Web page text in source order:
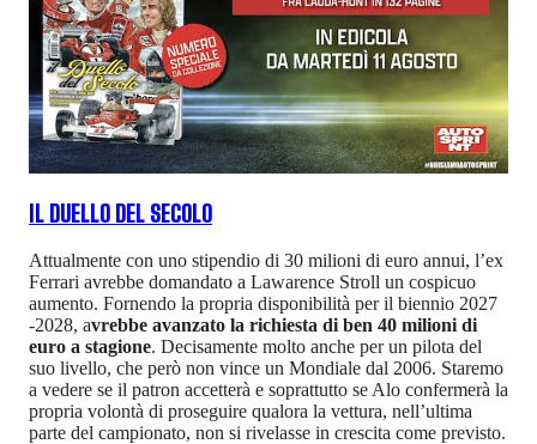
IL DUELLO DEL SECOLO
Attualmente con uno stipendio di 30 milioni di euro annui, l’ex
Ferrari avrebbe domandato a Lawarence Stroll un cospicuo
aumento. Fornendo la propria disponibilità per il biennio 2027
-2028, avrebbe avanzato la richiesta di ben 40 milioni di
euro a stagione. Decisamente molto anche per un pilota del
suo livello, che però non vince un Mondiale dal 2006. Staremo
a vedere se il patron accetterà e soprattutto se Alo confermerà la
propria volontà di proseguire qualora la vettura, nell’ultima
parte del campionato, non si rivelasse in crescita come previsto.